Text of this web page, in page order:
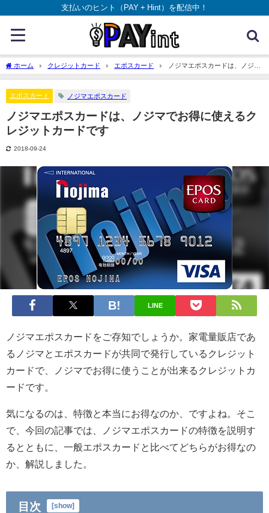
支払いのヒント（PAY + Hint）を配信中！
ホーム クレジットカード エポスカード
ノジマエポスカードは、ノジマ
でお得に使えるクレジットカードです
エポスカード ノジマエポスカード
ノジマエポスカードは、ノジマでお得に使えるク
レジットカードです
2018-09-24
LINE
ノジマエポスカードをご存知でしょうか。家電量販店であ
るノジマとエポスカードが共同で発行しているクレジット
カードで、ノジマでお得に使うことが出来るクレジットカ
ードです。
気になるのは、特徴と本当にお得なのか、ですよね。そこ
で、今回の記事では、ノジマエポスカードの特徴を説明す
るとともに、一般エポスカードと比べてどちらがお得なの
か、解説しました。
目次 [show]